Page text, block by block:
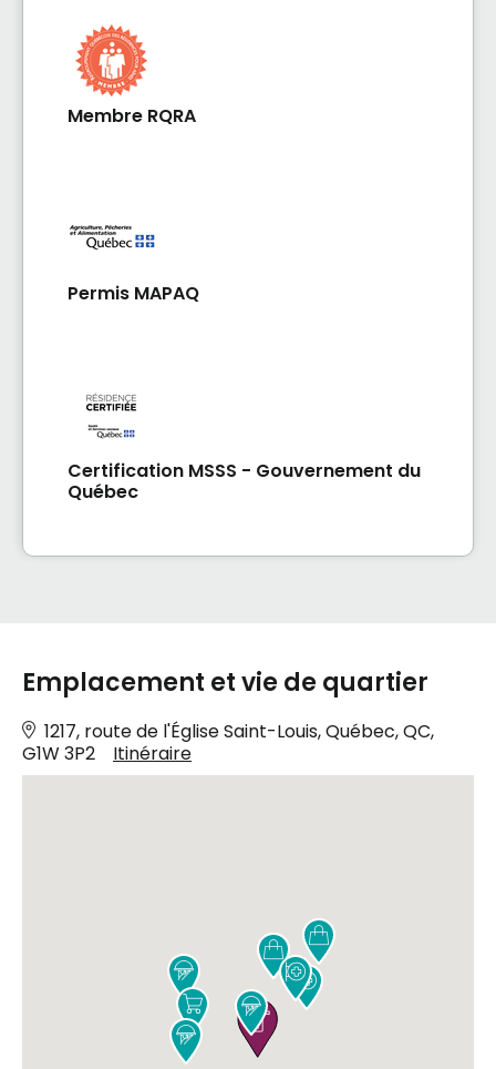
Membre RQRA
Permis MAPAQ
Certification MSSS - Gouvernement du
Québec
Emplacement et vie de quartier
1217, route de l'Église Saint-Louis, Québec, QC,
G1W 3P2
Itinéraire









